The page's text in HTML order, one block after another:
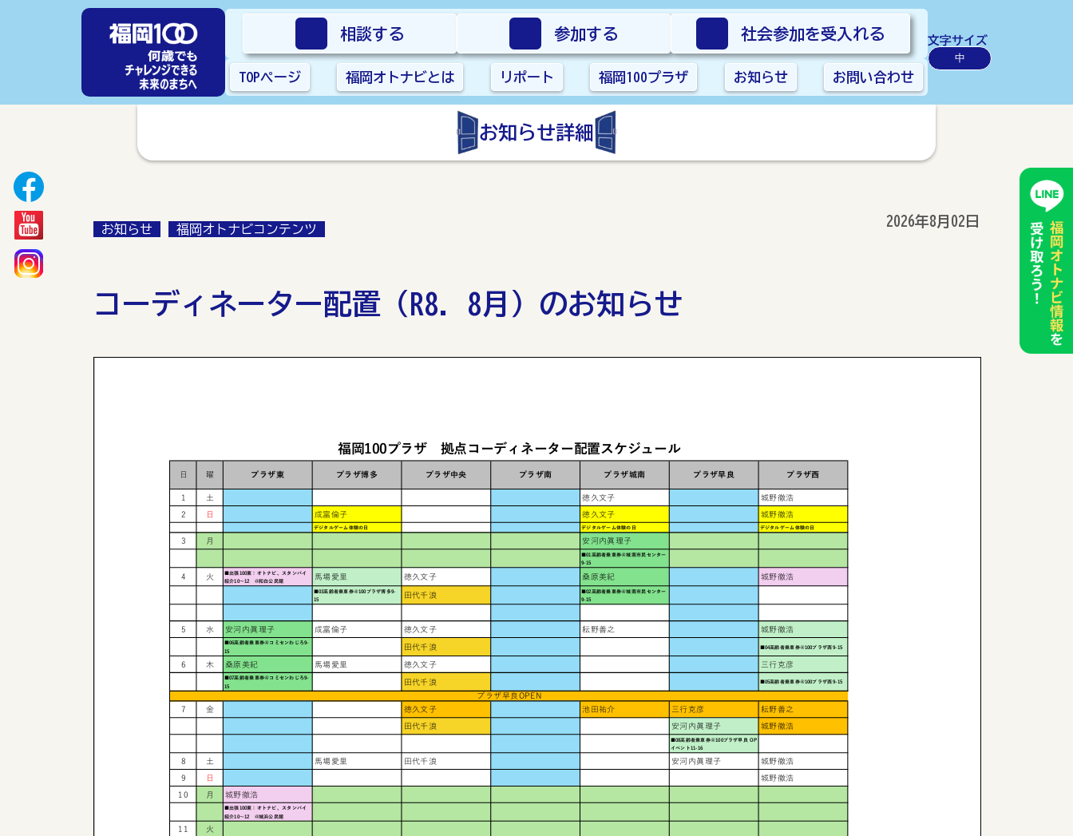
相談する 参加する 社会参加を受入れる
TOPページ 福岡オトナビとは リポート 福岡100プラザ お知らせ お問い合わせ
文字サイズ
中
お知らせ詳細
お知らせ 福岡オトナビコンテンツ
2026年8月02日
コーディネーター配置（R8. 8月）のお知らせ